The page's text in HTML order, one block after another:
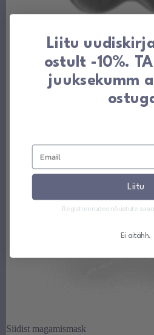
Siidist magamismask
Liitu
ostult -10%.
juuksekumm
Liitu
Registreerudes nõustute
Ei aitähh.